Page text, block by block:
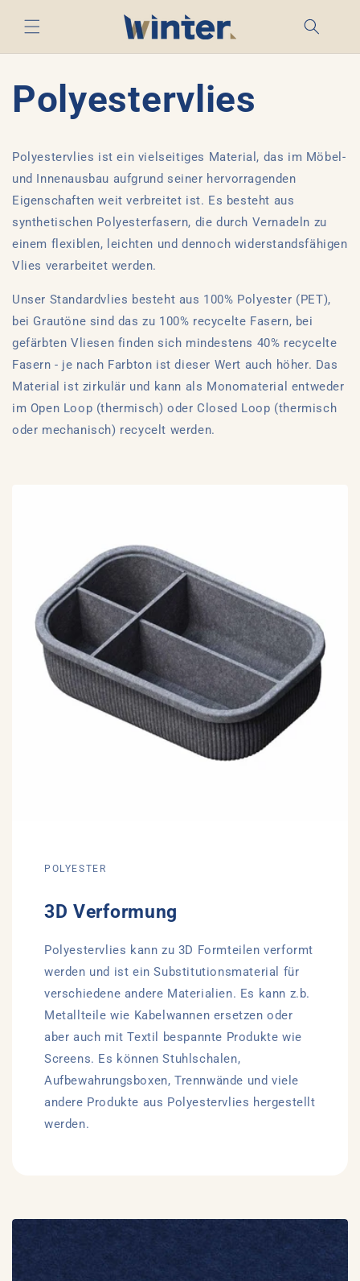
zum
Inhalt
Polyestervlies
Polyestervlies ist ein vielseitiges Material, das im Möbel-
und Innenausbau aufgrund seiner hervorragenden
Eigenschaften weit verbreitet ist. Es besteht aus
synthetischen Polyesterfasern, die durch Vernadeln zu
einem flexiblen, leichten und dennoch widerstandsfähigen
Vlies verarbeitet werden.
Unser Standardvlies besteht aus 100% Polyester (PET),
bei Grautöne sind das zu 100% recycelte Fasern, bei
gefärbten Vliesen finden sich mindestens 40% recycelte
Fasern - je nach Farbton ist dieser Wert auch höher. Das
Material ist zirkulär und kann als Monomaterial entweder
im Open Loop (thermisch) oder Closed Loop (thermisch
oder mechanisch) recycelt werden.
POLYESTER
3D Verformung
Polyestervlies kann zu 3D Formteilen verformt
werden und ist ein Substitutionsmaterial für
verschiedene andere Materialien. Es kann z.b.
Metallteile wie Kabelwannen ersetzen oder
aber auch mit Textil bespannte Produkte wie
Screens. Es können Stuhlschalen,
Aufbewahrungsboxen, Trennwände und viele
andere Produkte aus Polyestervlies hergestellt
werden.